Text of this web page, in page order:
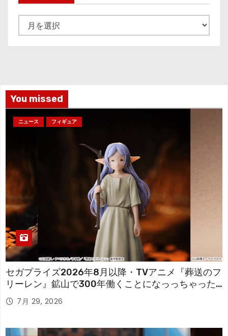
ー
You missed
ニュース フィギュア
セガプライズ2026年8月以降・TVアニメ『葬送のフ
リーレン』鉱山で300年働くことになっっちゃった
「フリーレン」を立体化！
7月 29, 2026